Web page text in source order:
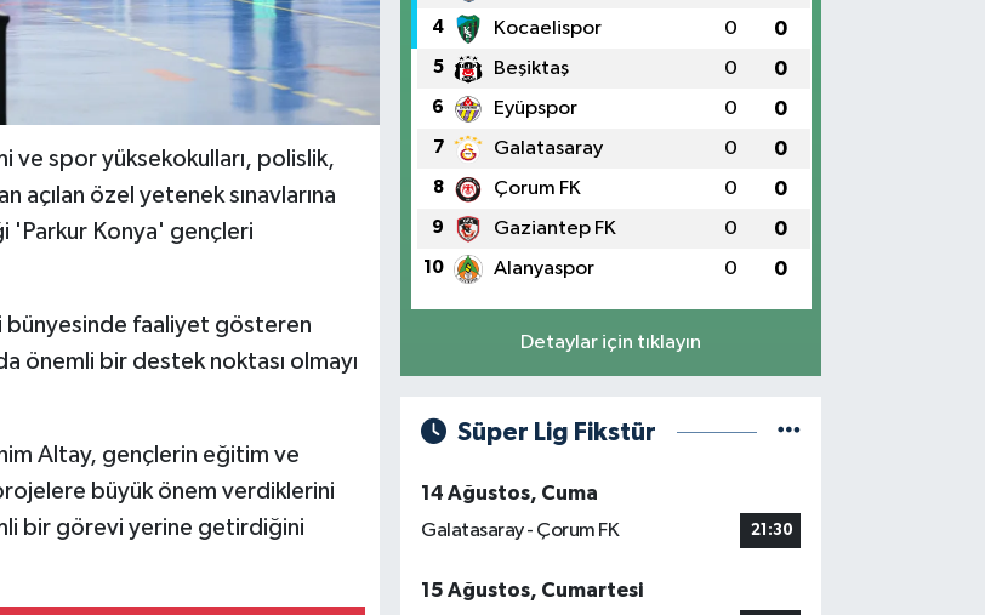
ve spor yüksekokulları, polislik,
açılan özel yetenek sınavlarına
'Parkur Konya' gençleri
bünyesinde faaliyet gösteren
önemli bir destek noktası olmayı
Altay, gençlerin eğitim ve
büyük önem verdiklerini
bir görevi yerine getirdiğini
4 Kocaelispor 0 0
5 Beşiktaş 0 0
6 Eyüpspor 0 0
7 Galatasaray 0 0
8 Çorum FK 0 0
9 Gaziantep FK 0 0
10 Alanyaspor 0 0
Detaylar için tıklayın
Süper Lig Fikstür
14 Ağustos, Cuma
Galatasaray - Çorum FK
21:30
15 Ağustos, Cumartesi